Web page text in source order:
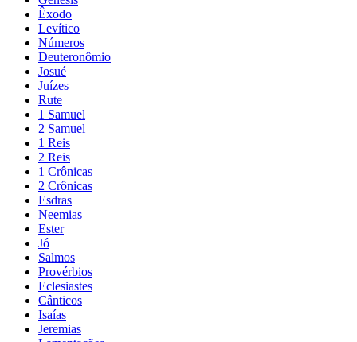
Êxodo
Levítico
Números
Deuteronômio
Josué
Juízes
Rute
1 Samuel
2 Samuel
1 Reis
2 Reis
1 Crônicas
2 Crônicas
Esdras
Neemias
Ester
Jó
Salmos
Provérbios
Eclesiastes
Cânticos
Isaías
Jeremias